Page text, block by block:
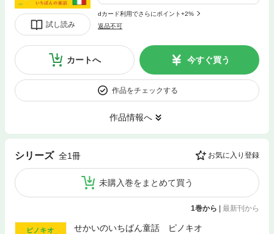
試し読み
dカード利用でさらにポイント+2%
返品不可
カートへ 今すぐ買う
作品をチェックする
作品情報へ
シリーズ 全1冊 お気に入り登録
未購入巻をまとめて買う
1巻から 最新刊から
せかいのいちばん童話 ピノキオ